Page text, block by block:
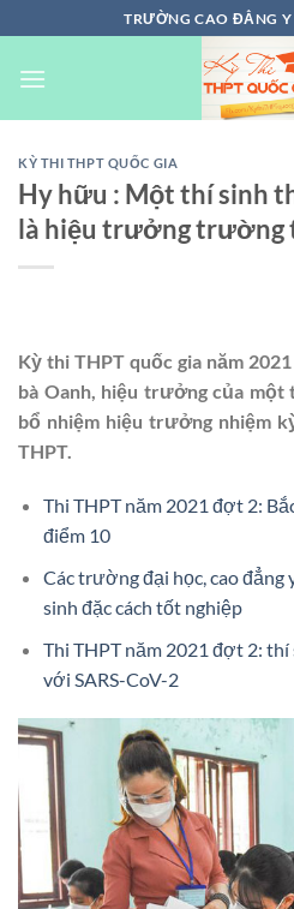
đến
nội
TRƯỜNG CAO ĐẲNG Y
KỲ THI THPT QUỐC GIA
Hy hữu : Một thí sinh
là hiệu trưởng trường
Kỳ thi THPT quốc gia năm
bà Oanh, hiệu trưởng của
bổ nhiệm hiệu trưởng nhiệm
THPT.
Thi THPT năm 2021 đợt 2:
điểm 10
Các trường đại học, cao
sinh đặc cách tốt nghiệp
Thi THPT năm 2021 đợt 2:
với SARS-CoV-2